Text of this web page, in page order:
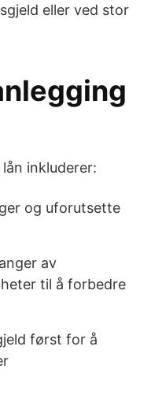
eller ved stor
inkluderer:
og uforutsette
av
til å forbedre
først for å